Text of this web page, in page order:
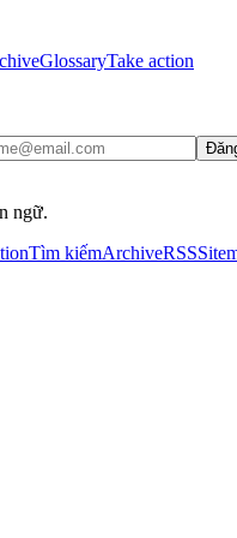
GlossaryTake action
ngữ.
Tìm kiếmArchiveRSS